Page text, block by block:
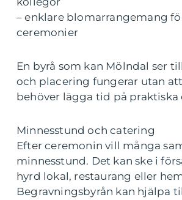
– enklare blomarrangemang
ceremonier
En byrå som kan Mölndal ser
och placering fungerar utan
behöver lägga tid på praktiska
Minnesstund och catering
Efter ceremonin vill många
minnesstund. Det kan ske i
hyrd lokal, restaurang eller
Begravningsbyrån kan hjälpa